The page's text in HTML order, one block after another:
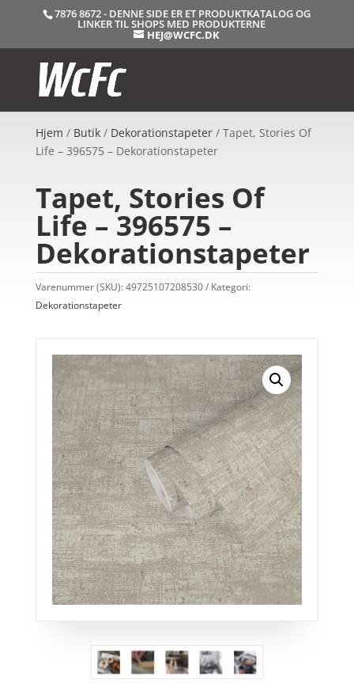
7876 8672 - DENNE SIDE ER ET PRODUKTKATALOG OG
LINKER TIL SHOPS MED PRODUKTERNE
HEJ@WCFC.DK
Hjem / Butik/ Dekorationstapeter/ Tapet, Stories Of
Life – 396575 – Dekorationstapeter
Tapet, Stories Of
Life – 396575 –
Dekorationstapeter
Varenummer (SKU):49725107208530
Kategori:
Dekorationstapeter